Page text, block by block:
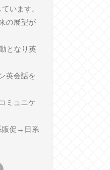
います。
の展望が
となり英
英会話を
ミュニケ
販促→日系